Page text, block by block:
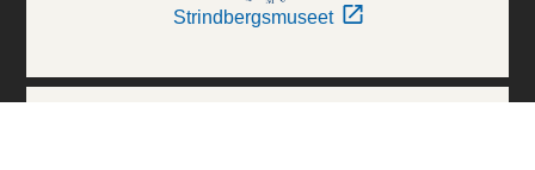
Strindbergsmuseet